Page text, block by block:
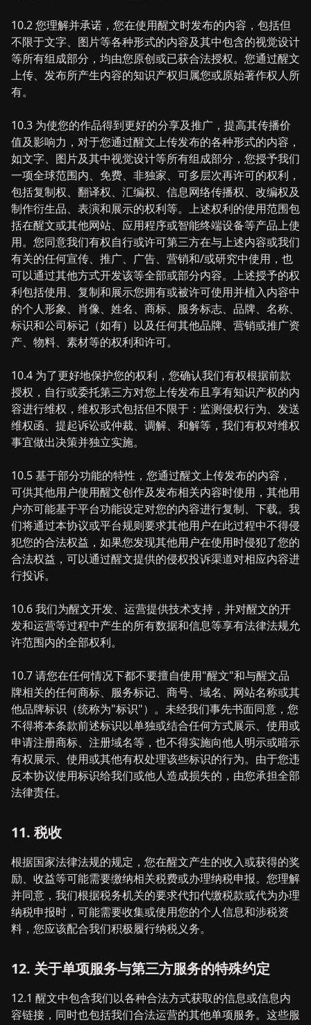
10.2 您理解并承诺，您在使用醒文时发布的内容，包括但
不限于文字、图片等各种形式的内容及其中包含的视觉设计
等所有组成部分，均由您原创或已获合法授权。您通过醒文
上传、发布所产生内容的知识产权归属您或原始著作权人所
有。
10.3 为使您的作品得到更好的分享及推广，提高其传播价
值及影响力，对于您通过醒文上传发布的各种形式的内容，
如文字、图片及其中视觉设计等所有组成部分，您授予我们
一项全球范围内、免费、非独家、可多层次再许可的权利，
包括复制权、翻译权、汇编权、信息网络传播权、改编权及
制作衍生品、表演和展示的权利等。上述权利的使用范围包
括在醒文或其他网站、应用程序或智能终端设备等产品上使
用。您同意我们有权自行或许可第三方在与上述内容或我们
有关的任何宣传、推广、广告、营销和/或研究中使用，也
可以通过其他方式开发该等全部或部分内容。上述授予的权
利包括使用、复制和展示您拥有或被许可使用并植入内容中
的个人形象、肖像、姓名、商标、服务标志、品牌、名称、
标识和公司标记（如有）以及任何其他品牌、营销或推广资
产、物料、素材等的权利和许可。
10.4 为了更好地保护您的权利，您确认我们有权根据前款
授权，自行或委托第三方对您上传发布且享有知识产权的内
容进行维权，维权形式包括但不限于：监测侵权行为、发送
维权函、提起诉讼或仲裁、调解、和解等，我们有权对维权
事宜做出决策并独立实施。
10.5 基于部分功能的特性，您通过醒文上传发布的内容，
可供其他用户使用醒文创作及发布相关内容时使用，其他用
户亦可能基于平台功能设定对您的内容进行复制、下载。我
们将通过本协议或平台规则要求其他用户在此过程中不得侵
犯您的合法权益，如果您发现其他用户在使用时侵犯了您的
合法权益，可以通过醒文提供的侵权投诉渠道对相应内容进
行投诉。
10.6 我们为醒文开发、运营提供技术支持，并对醒文的开
发和运营等过程中产生的所有数据和信息等享有法律法规允
许范围内的全部权利。
10.7 请您在任何情况下都不要擅自使用"醒文"和与醒文品
牌相关的任何商标、服务标记、商号、域名、网站名称或其
他品牌标识（统称为"标识"）。未经我们事先书面同意，您
不得将本条款前述标识以单独或结合任何方式展示、使用或
申请注册商标、注册域名等，也不得实施向他人明示或暗示
有权展示、使用或其他有权处理该些标识的行为。由于您违
反本协议使用标识给我们或他人造成损失的，由您承担全部
法律责任。
11. 税收
根据国家法律法规的规定，您在醒文产生的收入或获得的奖
励、收益等可能需要缴纳相关税费或办理纳税申报。您理解
并同意，我们根据税务机关的要求代扣代缴税款或代为办理
纳税申报时，可能需要收集或使用您的个人信息和涉税资
料，您应该配合我们积极履行纳税义务。
12. 关于单项服务与第三方服务的特殊约定
12.1 醒文中包含我们以各种合法方式获取的信息或信息内
容链接，同时也包括我们合法运营的其他单项服务。这些服